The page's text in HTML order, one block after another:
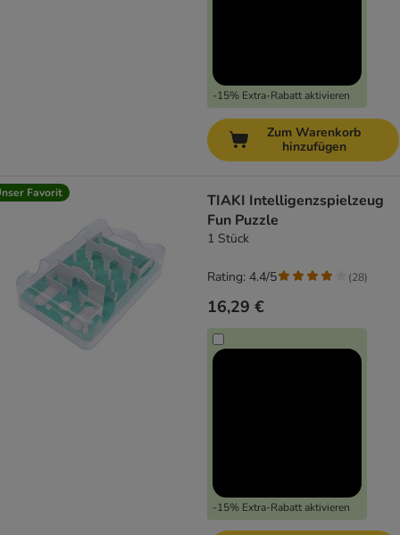
-15% Extra-Rabatt aktivieren
Zum Warenkorb
hinzufügen
Favorit
TIAKI Intelligenzspielzeug
Fun Puzzle
1 Stück
16,29 €
-15% Extra-Rabatt aktivieren
Rating: 4.4/5 (28)